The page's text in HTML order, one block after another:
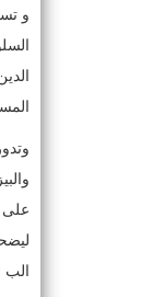
و
على
الب